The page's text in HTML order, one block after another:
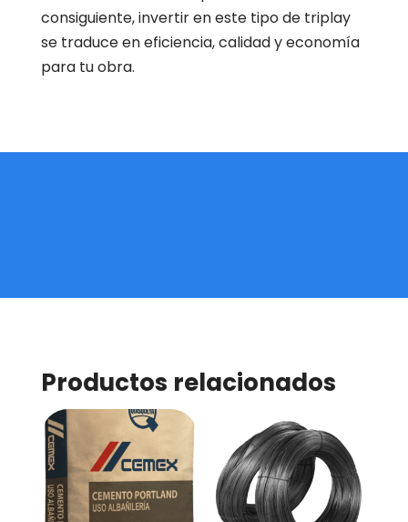
consiguiente, invertir en este tipo de triplay
se traduce en eficiencia, calidad y economía
para tu obra.
Productos relacionados